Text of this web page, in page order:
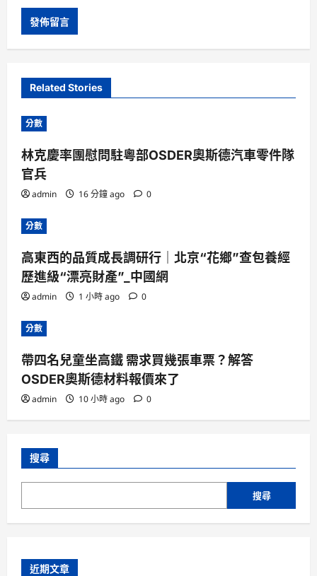
Related Stories
分數
林克慶率團慰問駐粵部OSDER奧斯德汽車零件隊
官兵
admin 16 分鐘 ago 0
分數
高東西的品質成長調研行｜北京“花鄉”查包養經
歷進級“漂亮財產”_中國網
admin 1 小時 ago 0
分數
帶四名兒童坐高鐵 需求買幾張車票？解答
OSDER奧斯德材料報價來了
admin 10 小時 ago 0
搜尋
搜尋
近期文章